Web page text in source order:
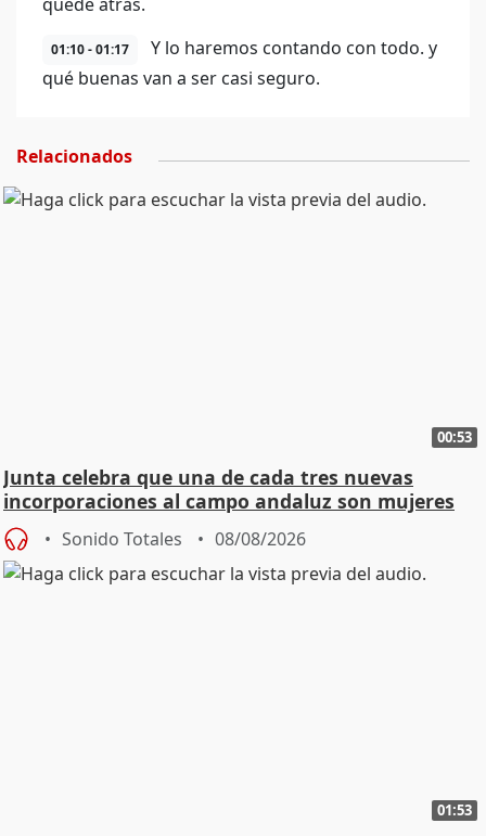
01:10 - 01:17
Y lo haremos contando con todo. y
qué buenas van a ser casi seguro.
Relacionados
00:53
Junta celebra que una de cada tres nuevas
incorporaciones al campo andaluz son mujeres
jóvenes
Sonido Totales 08/08/2026
01:53